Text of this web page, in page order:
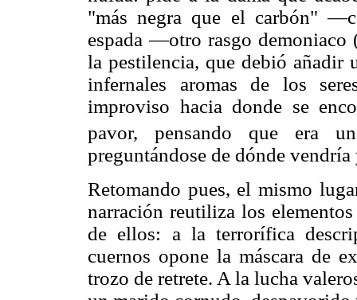
"más negra que el carbón"
espada —otro rasgo
la pestilencia, que debió añadir
infernales aromas de los
improviso hacia donde se
pavor, pensando que era
preguntándose de dónde
Retomando pues, el mismo
narración reutiliza los
de ellos: a la terrorífica
cuernos opone la máscara de
trozo de retrete. A la lucha